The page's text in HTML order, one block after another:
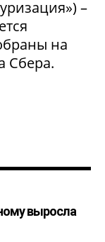
–
на
Сбера.
выросла